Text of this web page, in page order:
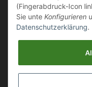
GEAR
oder auch GIASCO.
Webmaster Directory
(Fingerabdruck-Icon
Sie unte Konfigurieren
Datenschutzerklärung.